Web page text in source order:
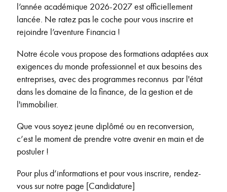
l’année académique 2026-2027 est officiellement
lancée. Ne ratez pas le coche pour vous inscrire et
rejoindre l’aventure Financia !
Notre école vous propose des formations adaptées aux
exigences du monde professionnel et aux besoins des
entreprises, avec des programmes reconnus par l'état
dans les domaine de la finance, de la gestion et de
l'immobilier.
Que vous soyez jeune diplômé ou en reconversion,
c’est le moment de prendre votre avenir en main et de
postuler !
Pour plus d’informations et pour vous inscrire, rendez-
vous sur notre page [Candidature]